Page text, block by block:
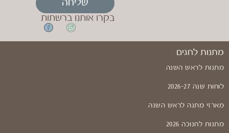
שליחה
בקרו אותנו ברשתות
מתנות לחגים
מתנות לראש השנה
לוחות שנה 2026-27
מארזי מתנה לראש השנה
מתנות לחנוכה 2026